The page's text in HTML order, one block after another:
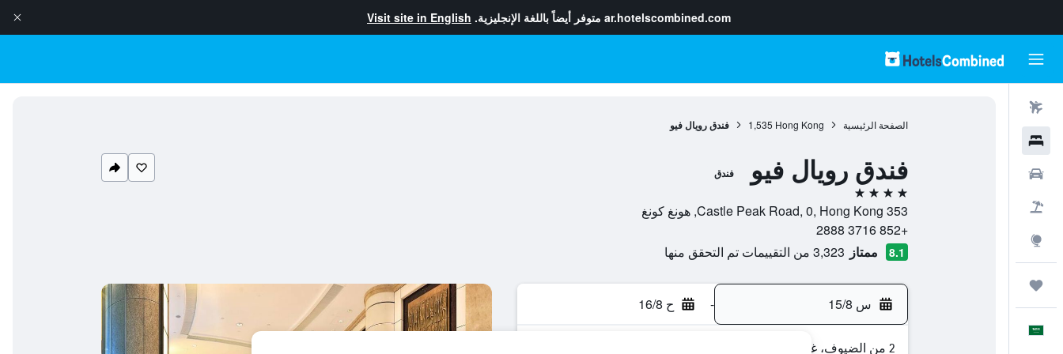
ar.hotelscombined.com متوفر أيضاً باللغة الإنجليزية. Visit site in English
الصفحة الرئيسية Hong Kong
1,535 فندق رويال فيو
فندق رويال فيو فندق
4 نجوم
353 Castle Peak Road, 0, Hong Kong, هونغ كونغ
+852 3716 2888
8.1 ممتاز 3,323 من التقييمات تم التحقق منها
س 15/8 - ح 16/8
2 من الضيوف، غرفة واحدة